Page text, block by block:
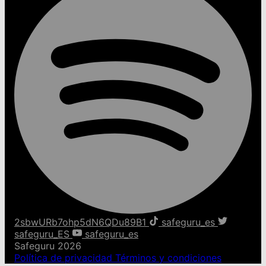
2sbwURb7ohp5dN6QDu89B1
safeguru_es
safeguru_ES
safeguru_es
Safeguru 2026
Política de privacidad Términos y condiciones